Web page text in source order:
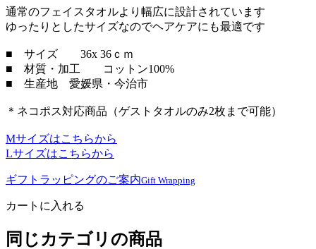
通常のフェイスタオルより幅広に設計されています
ゆったりとしたサイズなのでヘアケアにも最適です
■ サイズ 36x 36ｃｍ
■ 材質・加工 コットン100%
■ 生産地 愛媛県・今治市
＊ネコポス対応商品（ゲストタオルのみ2枚まで可能）
Mサイズはこちらから
Lサイズはこちらから
ギフトラッピングのご案内Gift Wrapping
カートに入れる
同じカテゴリの商品